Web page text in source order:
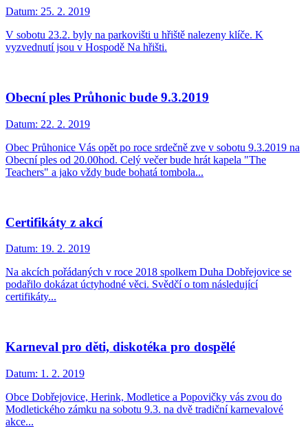
Datum: 25. 2. 2019
V sobotu 23.2. byly na parkovišti u hřiště nalezeny klíče. K
vyzvednutí jsou v Hospodě Na hřišti.
Obecní ples Průhonic bude 9.3.2019
Datum: 22. 2. 2019
Obec Průhonice Vás opět po roce srdečně zve v sobotu 9.3.2019 na
Obecní ples od 20.00hod. Celý večer bude hrát kapela "The
Teachers" a jako vždy bude bohatá tombola...
Certifikáty z akcí
Datum: 19. 2. 2019
Na akcích pořádaných v roce 2018 spolkem Duha Dobřejovice se
podařilo dokázat úctyhodné věci. Svědčí o tom následující
certifikáty...
Karneval pro děti, diskotéka pro dospělé
Datum: 1. 2. 2019
Obce Dobřejovice, Herink, Modletice a Popovičky vás zvou do
Modletického zámku na sobotu 9.3. na dvě tradiční karnevalové
akce...